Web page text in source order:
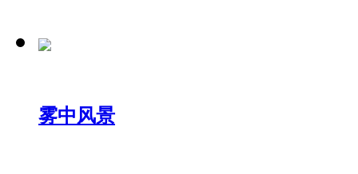
雾中风景